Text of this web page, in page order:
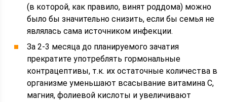
(в которой, как правило, винят роддома) можно
было бы значительно снизить, если бы семья не
являлась сама источником инфекции.
За 2-3 месяца до планируемого зачатия
прекратите употреблять гормональные
контрацептивы, т.к. их остаточные количества в
организме уменьшают всасывание витамина С,
магния, фолиевой кислоты и увеличивают